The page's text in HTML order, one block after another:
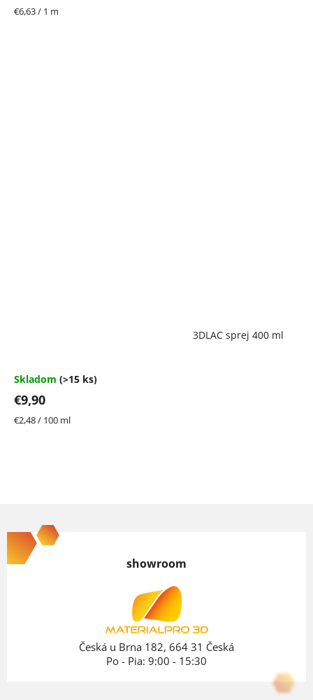
Jednotková
€6,63 / 1 m
3DLAC sprej 400 ml
4,7
5
hviezdičiek.
Skladom (>15 ks)
€9,90
Jednotková
€2,48 / 100 ml
á
p
showroom
Česká u Brna 182, 664 31 Česká
Po - Pia: 9:00 - 15:30